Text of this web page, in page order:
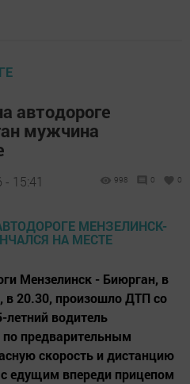
автодороге
мужчина
- 15:41 998 0 0
Мензелинск - Биюрган, в
в 20.30, произошло ДТП со
водитель
предварительным
скорость и дистанцию
едущим впереди прицепом